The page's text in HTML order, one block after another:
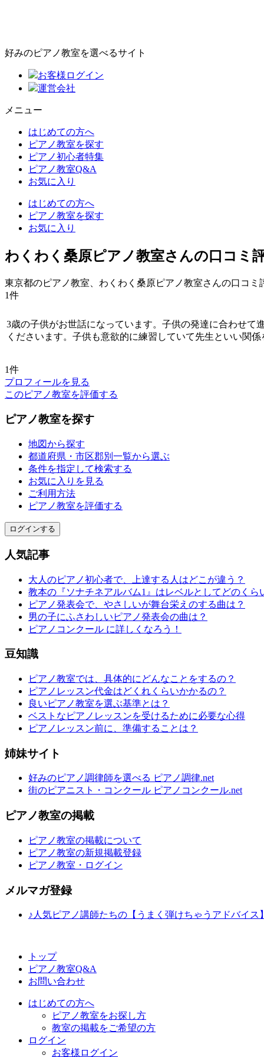
好みのピアノ教室を選べるサイト
お客様ログイン
運営会社
メニュー
はじめての方へ
ピアノ教室を探す
ピアノ初心者特集
ピアノ教室Q&A
お気に入り
はじめての方へ
ピアノ教室を探す
お気に入り
わくわく桑原ピアノ教室さんの口コミ
東京都のピアノ教室、わくわく桑原ピアノ教室さんの口コミ
1件
3歳の子供がお世話になっています。子供の発達に合わせ
くださいます。子供も意欲的に練習していて先生といい関
1件
プロフィールを見る
このピアノ教室を評価する
ピアノ教室を探す
地図から探す
都道府県・市区郡別一覧から選ぶ
条件を指定して検索する
お気に入りを見る
ご利用方法
ピアノ教室を評価する
ログインする
人気記事
大人のピアノ初心者で、上達する人はどこが違う？
教本の『ソナチネアルバム1』はレベルとしてどのくら
ピアノ発表会で、やさしいが舞台栄えのする曲は？
男の子にふさわしいピアノ発表会の曲は？
ピアノコンクール に詳しくなろう！
豆知識
ピアノ教室では、具体的にどんなことをするの？
ピアノレッスン代金はどくれくらいかかるの？
良いピアノ教室を選ぶ基準とは？
ベストなピアノレッスンを受けるために必要な心得
ピアノレッスン前に、準備することは？
姉妹サイト
好みのピアノ調律師を選べる ピアノ調律.net
街のピアニスト・コンクール ピアノコンクール.net
ピアノ教室の掲載
ピアノ教室の掲載について
ピアノ教室の新規掲載登録
ピアノ教室・ログイン
メルマガ登録
♪人気ピアノ講師たちの【うまく弾けちゃうアドバイス
トップ
ピアノ教室Q&A
お問い合わせ
はじめての方へ
ピアノ教室をお探し方
教室の掲載をご希望の方
ログイン
お客様ログイン